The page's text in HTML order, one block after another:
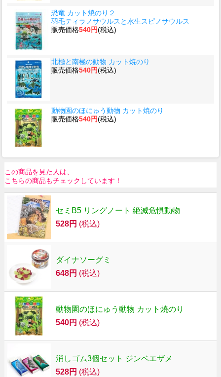
恐竜 カット焼のり２
羽毛ティラノサウルスと水生スピノサウルス
販売価格540円(税込)
北極と南極の動物 カット焼のり
販売価格540円(税込)
動物園のほにゅう動物 カット焼のり
販売価格540円(税込)
この商品を見た人は、
こちらの商品もチェックしています！
セミB5 リングノート 絶滅危惧動物
528円 (税込)
ダイナソーグミ
648円 (税込)
動物園のほにゅう動物 カット焼のり
540円 (税込)
消しゴム3個セット ジンベエザメ
528円 (税込)